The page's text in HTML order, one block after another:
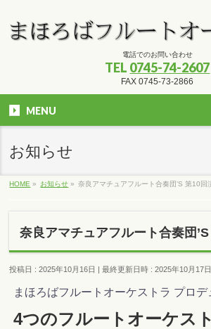
電話でのお問い合わせ
TEL 0745-74-2607
FAX 0745-73-2866
MENU
お知らせ
HOME » お知らせ » 奈良アマチュアフルート合奏団’S 第10回
奈良アマチュアフルート合奏団
投稿日 : 2025年10月16日 最終更新日時 : 2025年10月17日
まほろばフルートオーケストラ プロデ
4つのフルートオーケス